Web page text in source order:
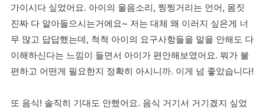
가이시다 싶었어요. 아이의 울음소리, 찡찡거리는 언어, 몸짓
진짜 다 알아들으시는거에요~ 저는 대체 왜 이러지 싶은게 너
무 많고 답답했는데, 척척 아이의 요구사항들을 말을 안해도 다
이해하신다는 느낌이 들면서 아이가 편안해보였어요. 뭐가 불
편하고 어떤게 필요한지 정확히 아시니까. 이게 넘 좋았습니다!
또 음식! 솔직히 기대도 안했어요. 음식 거기서 거기겠지 싶었